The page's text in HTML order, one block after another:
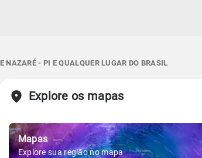
NAZARÉ - PI E QUALQUER LUGAR DO BRASIL
Explore os mapas
Mapas
Explore sua região no mapa